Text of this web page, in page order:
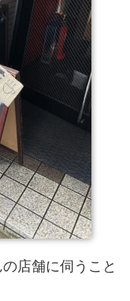
店舗に伺うこと